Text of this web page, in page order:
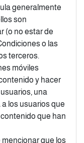
generalmente
son
(o no estar de
o las
terceros.
móviles
y hacer
una
a los usuarios que
que han
que los